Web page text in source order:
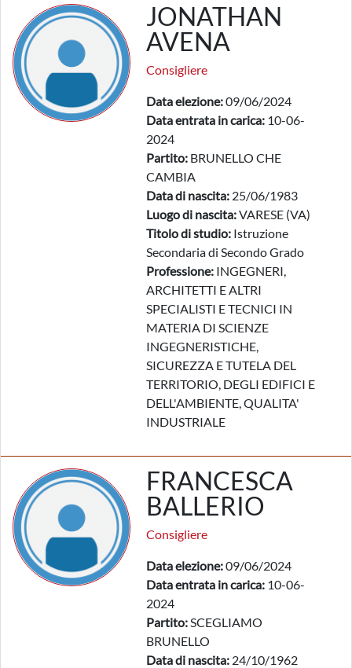
JONATHAN
AVENA
Consigliere
Data elezione:09/06/2024
Data entrata in carica: 10-06-
2024
Partito: BRUNELLO CHE
CAMBIA
Data di nascita: 25/06/1983
Luogo di nascita:VARESE (VA)
Titolo di studio: Istruzione
Secondaria di Secondo Grado
Professione: INGEGNERI,
ARCHITETTI E ALTRI
SPECIALISTI E TECNICI IN
MATERIA DI SCIENZE
INGEGNERISTICHE,
SICUREZZA E TUTELA DEL
TERRITORIO, DEGLI EDIFICI E
DELL'AMBIENTE, QUALITA'
INDUSTRIALE
FRANCESCA
BALLERIO
Consigliere
Data elezione:09/06/2024
Data entrata in carica: 10-06-
2024
Partito:SCEGLIAMO
BRUNELLO
Data di nascita: 24/10/1962